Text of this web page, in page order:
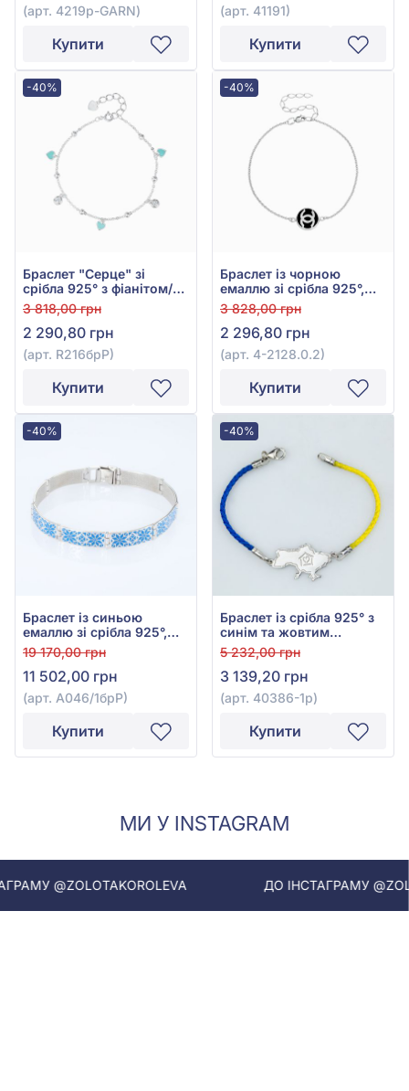
(арт. 4219р-GARN)
Купити
(арт. 41191)
Купити
-40%
Браслет "Серце" зі
срібла 925° з фіанітом/
куб.цирконієм,
бірюзовою емаллю, арт.
R216брР
3 818,00 грн
2 290,80 грн
(арт. R216брР)
Купити
-40%
Браслет із чорною
емаллю зі срібла 925°,
арт. 4-2128.0.2
3 828,00 грн
2 296,80 грн
(арт. 4-2128.0.2)
Купити
-40%
Браслет із синьою
емаллю зі срібла 925°,
арт. А046/1брР
19 170,00 грн
11 502,00 грн
(арт. А046/1брР)
Купити
-40%
Браслет із срібла 925° з
синім та жовтим
текстилем, арт. 40386-1р
5 232,00 грн
3 139,20 грн
(арт. 40386-1р)
Купити
МИ У INSTAGRAM
ДО ІНСТАГРАМУ